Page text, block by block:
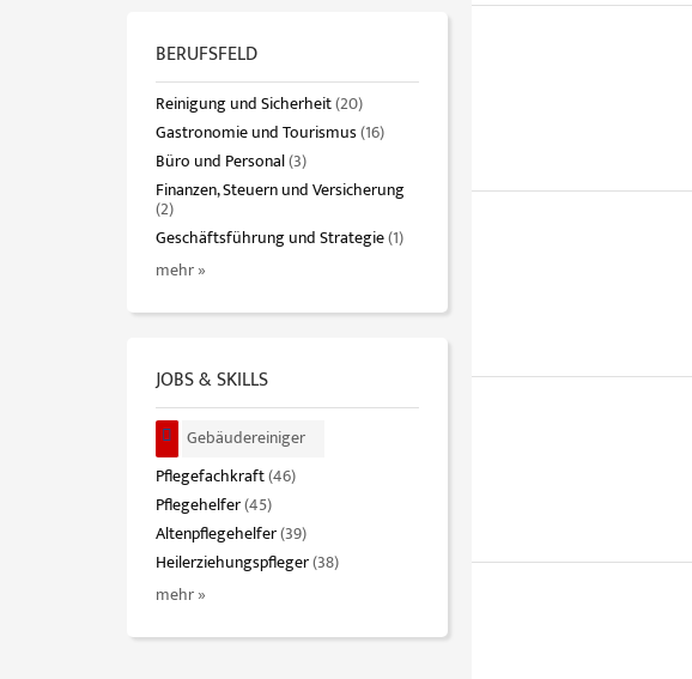
BERUFSFELD
Reinigung und Sicherheit(20)
Gastronomie und Tourismus(16)
Büro und Personal(3)
Finanzen, Steuern und Versicherung
(2)
Geschäftsführung und Strategie(1)
mehr »
JOBS & SKILLS
Gebäudereiniger
Pflegefachkraft(46)
Pflegehelfer(45)
Altenpflegehelfer(39)
Heilerziehungspfleger(38)
mehr »